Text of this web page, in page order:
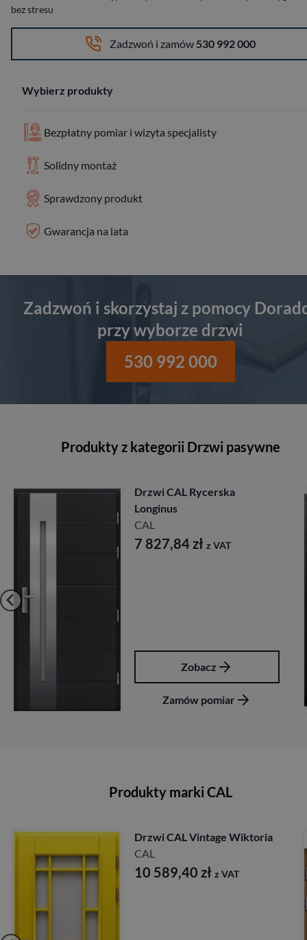
bez stresu
Zadzwoń i zamów 530 992 000
Wybierz produkty
Bezpłatny pomiar i wizyta specjalisty
Solidny montaż
Sprawdzony produkt
Gwarancja na lata
Zadzwoń i skorzystaj z pomocy
przy wyborze drzwi
530 992 000
Produkty z kategorii Drzwi pasywne
Drzwi CAL Rycerska
Longinus
CAL
7 827,84zł z VAT
Zobacz
Zamów pomiar
Produkty marki CAL
Drzwi CAL Vintage Wiktoria
CAL
10 589,40 zł z VAT